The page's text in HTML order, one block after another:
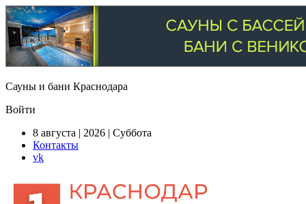
Сауны и бани Краснодара
Войти
8 августа | 2026 | Суббота
Контакты
vk